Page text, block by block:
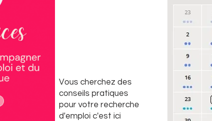
Vous cherchez des
conseils pratiques
pour votre recherche
d'emploi c'est ici